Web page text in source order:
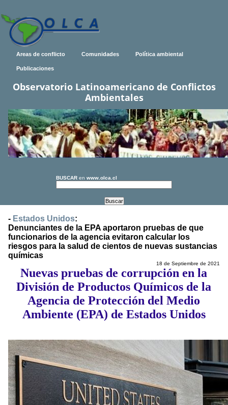
Areas de conflicto Comunidades Política ambiental
Publicaciones
Observatorio Latinoamericano de Conflictos
Ambientales
BUSCAR en www.olca.cl
- Estados Unidos:
Denunciantes de la EPA aportaron pruebas de que
funcionarios de la agencia evitaron calcular los
riesgos para la salud de cientos de nuevas sustancias
químicas
18 de Septiembre de 2021
Nuevas pruebas de corrupción en la
División de Productos Químicos de la
Agencia de Protección del Medio
Ambiente (EPA) de Estados Unidos